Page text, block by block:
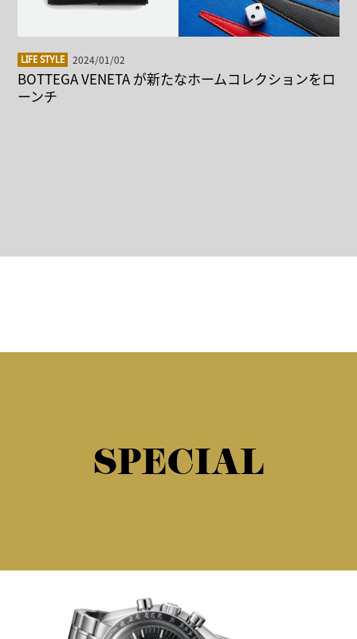
LIFE STYLE 2024/01/02
BOTTEGA VENETA が新たなホームコレクションをロ
ーンチ
SPECIAL